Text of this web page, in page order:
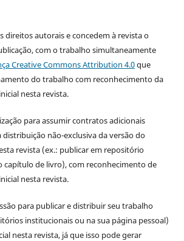
direitos autorais e concedem à revista o
com o trabalho simultaneamente
Creative Commons Attribution 4.0que
do trabalho com reconhecimento da
nesta revista.
para assumir contratos adicionais
não-exclusiva da versão do
revista (ex.: publicar em repositório
capítulo de livro), com reconhecimento de
nesta revista.
para publicar e distribuir seu trabalho
institucionais ou na sua página pessoal)
nesta revista, já que isso pode gerar